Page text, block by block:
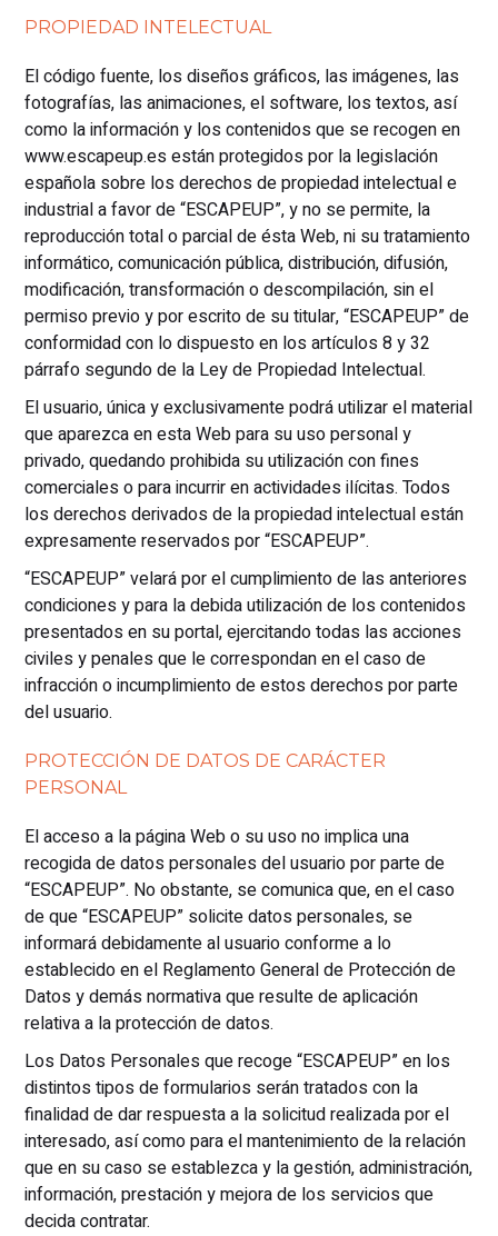
PROPIEDAD INTELECTUAL
El código fuente, los diseños gráficos, las imágenes, las
fotografías, las animaciones, el software, los textos, así
como la información y los contenidos que se recogen en
www.escapeup.es están protegidos por la legislación
española sobre los derechos de propiedad intelectual e
industrial a favor de “ESCAPEUP”, y no se permite, la
reproducción total o parcial de ésta Web, ni su tratamiento
informático, comunicación pública, distribución, difusión,
modificación, transformación o descompilación, sin el
permiso previo y por escrito de su titular, “ESCAPEUP” de
conformidad con lo dispuesto en los artículos 8 y 32
párrafo segundo de la Ley de Propiedad Intelectual.
El usuario, única y exclusivamente podrá utilizar el material
que aparezca en esta Web para su uso personal y
privado, quedando prohibida su utilización con fines
comerciales o para incurrir en actividades ilícitas. Todos
los derechos derivados de la propiedad intelectual están
expresamente reservados por “ESCAPEUP”.
“ESCAPEUP” velará por el cumplimiento de las anteriores
condiciones y para la debida utilización de los contenidos
presentados en su portal, ejercitando todas las acciones
civiles y penales que le correspondan en el caso de
infracción o incumplimiento de estos derechos por parte
del usuario.
PROTECCIÓN DE DATOS DE CARÁCTER
PERSONAL
El acceso a la página Web o su uso no implica una
recogida de datos personales del usuario por parte de
“ESCAPEUP”. No obstante, se comunica que, en el caso
de que “ESCAPEUP” solicite datos personales, se
informará debidamente al usuario conforme a lo
establecido en el Reglamento General de Protección de
Datos y demás normativa que resulte de aplicación
relativa a la protección de datos.
Los Datos Personales que recoge “ESCAPEUP” en los
distintos tipos de formularios serán tratados con la
finalidad de dar respuesta a la solicitud realizada por el
interesado, así como para el mantenimiento de la relación
que en su caso se establezca y la gestión, administración,
información, prestación y mejora de los servicios que
decida contratar.